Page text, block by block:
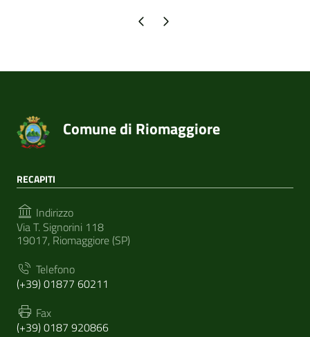
Pagina precedente
Pagina successiva
Comune di Riomaggiore
RECAPITI
Indirizzo
Via T. Signorini 118
19017, Riomaggiore (SP)
Telefono
(+39) 01877 60211
Fax
(+39) 0187 920866